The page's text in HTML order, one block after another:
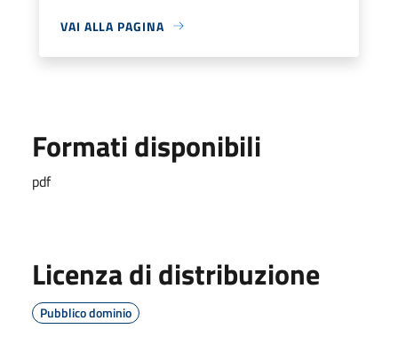
VAI ALLA PAGINA
Formati disponibili
pdf
Licenza di distribuzione
Pubblico dominio